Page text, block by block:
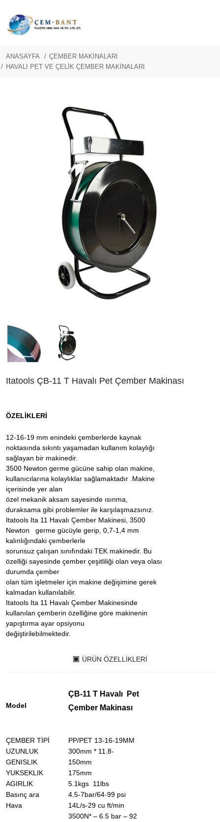
ANASAYFA
ÇEMBER MAKİNALARI
HAVALI PET VE ÇELİK ÇEMBER MAKİNALARI
Itatools ÇB-11 T Havalı Pet Çember Makinası
ÖZELİKLERİ
12-16-19 mm enindeki çemberlerde kaynak
noktasında sıkıntı yaşamadan kullanım kolaylığı
sağlayan bir makinedir.
3500 Newton germe gücüne sahip olan makine,
kullanıcılarına kolaylıklar sağlamaktadır .Makine
içerisinde yer alan
özel mekanik aksam sayesinde ısınma,
duraksama gibi problemler ile karşılaşmazsınız.
Itatools Ita 11 Havalı Çember Makinesi, 3500
Newton germe gücüyle gerip, 0,7-1,4 mm
kalınlığındaki çemberlerle
sorunsuz çalışan sınıfındaki TEK makinedir. Bu
özelliği sayesinde çember çeşitliliği olan veya olası
durumda çember
olan tüm işletmeler için makine değişimine gerek
kalmadan kullanılabilir.
Itatools Ita 11 Havalı Çember Makinesinde
kullanılan çemberin özelliğine göre makinenin
yapıştırma ayar opsiyonu
değiştirilebilmektedir.
ÜRÜN ÖZELLIKLERI
Model
ÇB-11 T Havalı Pet
Çember Makinası
ÇEMBER TİPİ
PP/PET 13-16-19MM
UZUNLUK
300mm * 11.8-
GENISLIK
150mm
YUKSEKLIK
175mm
AGIRLIK
5.1kgs 11lbs
Basınç ara
4.5-7bar/64-99 psi
Hava
14L/s-29 cu ft/min
3500N* – 6.5 bar – 92